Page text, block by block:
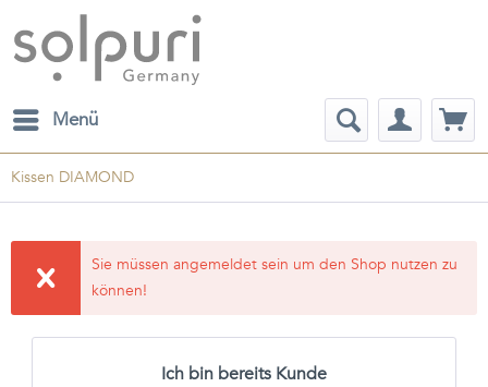
Menü
Kissen DIAMOND
Sie müssen angemeldet sein um den Shop nutzen zu
können!
Ich bin bereits Kunde